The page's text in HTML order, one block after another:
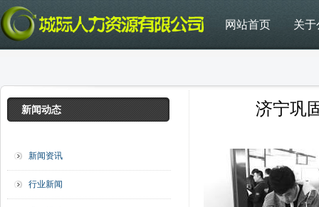
网站首页 关于
新闻动态
新闻资讯
行业新闻
济宁巩